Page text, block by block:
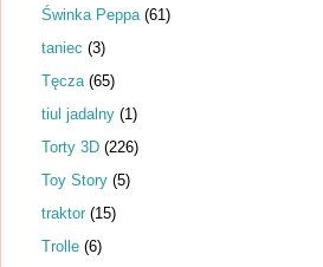
Świnka Peppa (61)
taniec (3)
Tęcza (65)
tiul jadalny (1)
Torty 3D (226)
Toy Story (5)
traktor (15)
Trolle (6)